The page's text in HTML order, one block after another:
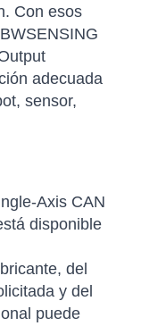
Con esos
adecuada
sensor,
Axis CAN
disponible
del
y del
puede